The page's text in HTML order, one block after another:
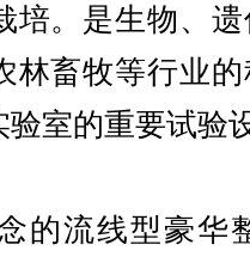
培。是生物、
林畜牧等行业
室的重要试验
的流线型豪华